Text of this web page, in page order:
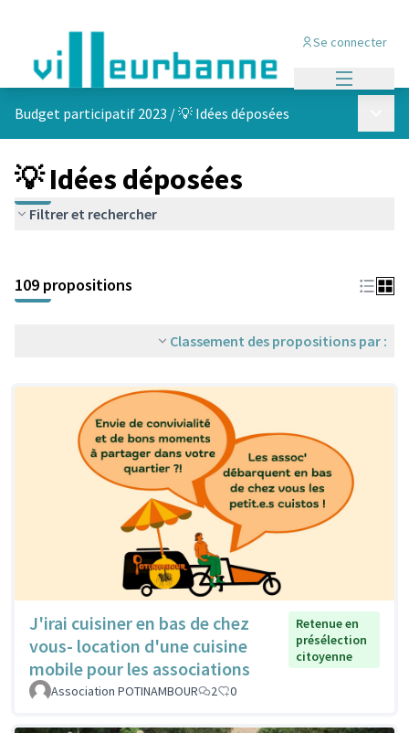
Se connecter
Budget participatif 2023 /💡 Idées déposées
💡 Idées déposées
Filtrer et rechercher
+
−
109 propositions
Classement des propositions par :
J'irai cuisiner en bas de chez
vous- location d'une cuisine
mobile pour les associations
Retenue en
présélection
citoyenne
Association POTINAMBOUR 2 0